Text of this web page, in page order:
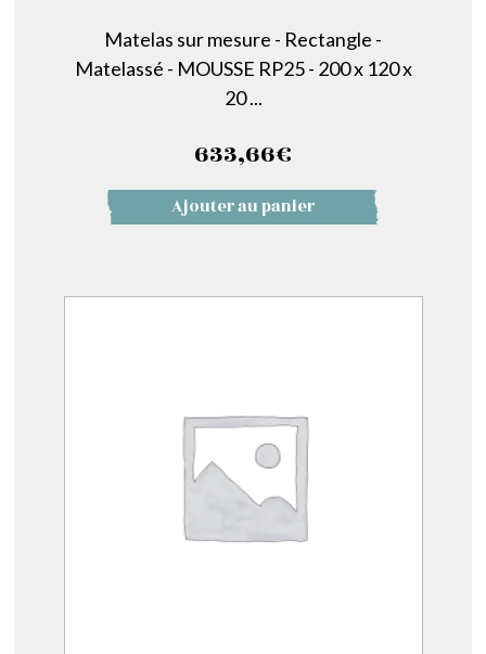
Matelas sur mesure - Rectangle -
Matelassé - MOUSSE RP25 - 200 x 120 x
20 ...
633,66€
Ajouter au panier